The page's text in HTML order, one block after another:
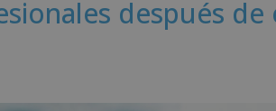
después